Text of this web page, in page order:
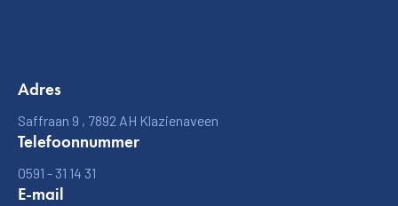
Adres
Saffraan 9 , 7892 AH Klazienaveen
Telefoonnummer
0591 - 31 14 31
E-mail